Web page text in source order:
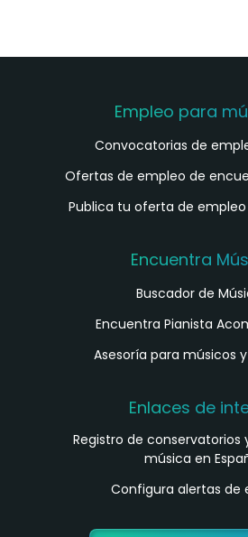
Empleo para
Convocatorias de
Ofertas de empleo de
Publica tu oferta de
Encuentra
Buscador de
Encuentra Pianista
Asesoría para músicos
Enlaces de
Registro de conservatorios
música en
Configura alertas de